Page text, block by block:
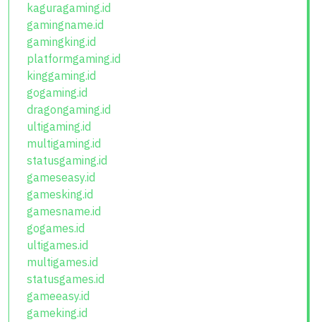
kaguragaming.id
gamingname.id
gamingking.id
platformgaming.id
kinggaming.id
gogaming.id
dragongaming.id
ultigaming.id
multigaming.id
statusgaming.id
gameseasy.id
gamesking.id
gamesname.id
gogames.id
ultigames.id
multigames.id
statusgames.id
gameeasy.id
gameking.id